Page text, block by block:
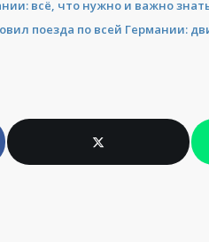
всё, что нужно и важно
поезда по всей Германии: